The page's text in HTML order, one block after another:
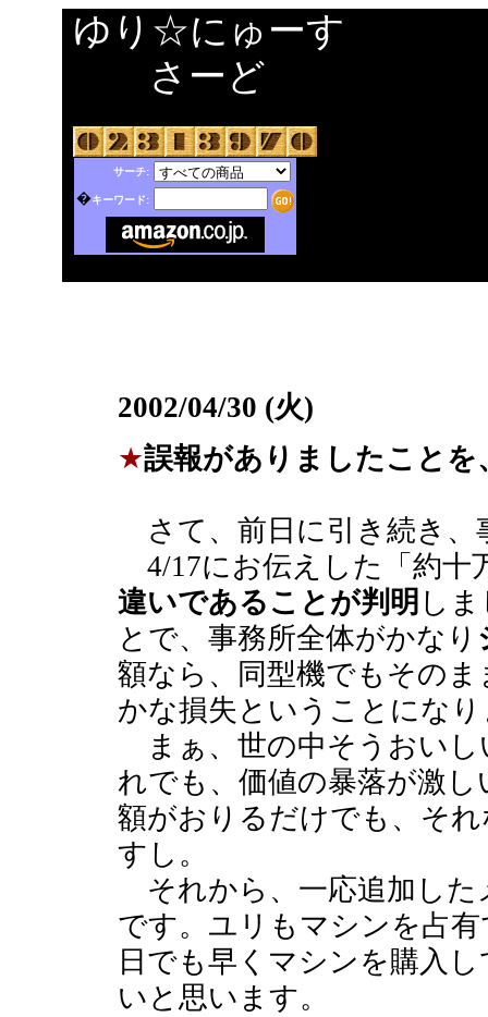
ゆり☆にゅーす
さーど
サーチ:
�キーワード:
2002/04/30 (火)
★誤報がありましたことを
さて、前日に引き続き、
4/17にお伝えした「約十
違いであることが判明 し
とで、事務所全体がかなり
額なら、同型機でもその
かな損失ということにな
まぁ、世の中そうおいし
れでも、価値の暴落が激
額がおりるだけでも、そ
すし。
それから、一応追加した
です。ユリもマシンを占
日でも早くマシンを購入
いと思います。